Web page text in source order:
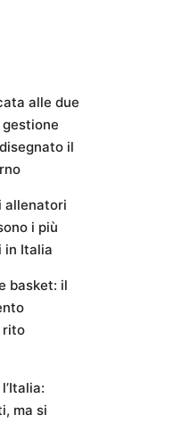
alle due
il
allenatori
i più
in Italia
basket: il
rito
ma si